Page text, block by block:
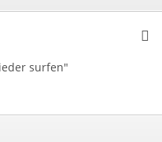
surfen"